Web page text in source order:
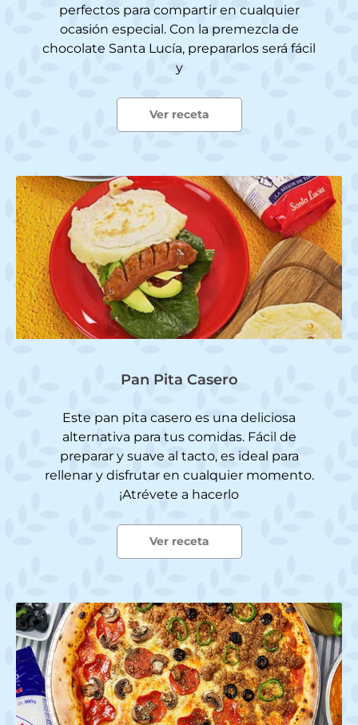
perfectos para compartir en cualquier
ocasión especial. Con la premezcla de
chocolate Santa Lucía, prepararlos será fácil
y
Ver receta
Pan Pita Casero
Este pan pita casero es una deliciosa
alternativa para tus comidas. Fácil de
preparar y suave al tacto, es ideal para
rellenar y disfrutar en cualquier momento.
¡Atrévete a hacerlo
Ver receta